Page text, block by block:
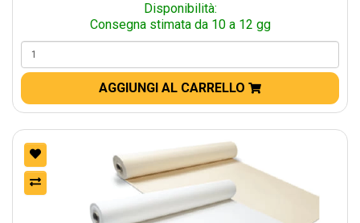
Disponibilità:
Consegna stimata da 10 a 12 gg
AGGIUNGI AL CARRELLO